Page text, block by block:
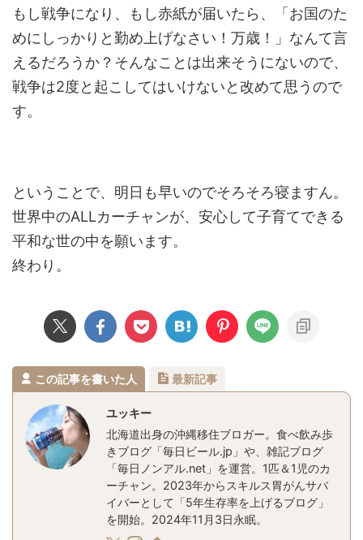
もし戦争になり、もし赤紙が届いたら、「お国のた
めにしっかりと勤め上げなさい！万歳！」なんて言
えるだろうか？そんなことは出来そうにないので、
戦争は2度と起こしてはいけないと改めて思うので
す。
ということで、明日も早いのでそろそろ寝ますん。
世界中のALLカーチャンが、安心して子育てできる
平和な世の中を願います。
終わり。
この記事を書いた人 最新記事
ユッキー
北海道出身の沖縄移住ブロガー。食べ飲み歩
きブログ「毎日ビール.jp」や、雑記ブログ
「毎日ノンアル.net」を運営。1匹＆1児のカ
ーチャン。2023年からスキルス胃がんサバ
イバーとして「5年生存率を上げるブログ」
を開始。2024年11月3日永眠。